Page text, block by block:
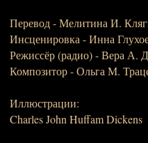
Перевод - Мелитина И.
Инсценировка - Инна
Режиссёр (радио) - Вера А.
Композитор - Ольга М.
Иллюстрации:
Charles John Huffam Dickens